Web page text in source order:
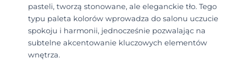
pasteli, tworzą stonowane, ale eleganckie tło. Tego
typu paleta kolorów wprowadza do salonu uczucie
spokoju i harmonii, jednocześnie pozwalając na
subtelne akcentowanie kluczowych elementów
wnętrza.